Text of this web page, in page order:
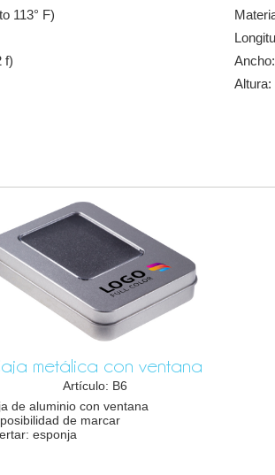
113° F)
f)
Altura:
metálica con ventana
Artículo: B6
de aluminio con ventana
de marcar
esponja